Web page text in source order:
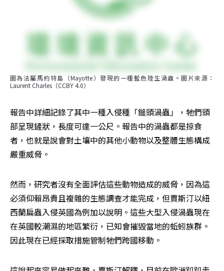
圖為法屬馬約特島（Mayotte）發現的一種藍色陸生渦蟲。圖片來源：
Laurent Charles（CCBY 4.0）
報告中詳細記錄了其中一種入侵種「鎚頭渦蟲」，牠們頭
部呈現鏟狀，長度可達一公尺。報告中的渦蟲都是掠食
者，也就是說會對土壤中的其他小動物以及整體生態構成
嚴重威脅。
然而，研究者沒有全面評估這些動物造成的威脅，因為這
必須仰賴昂貴且複雜的生態調查才能完成，但賈斯汀以紐
西蘭扁蟲入侵英國為例加以說明。這些大型入侵渦蟲現在
在英國較潮濕的地區繁衍，已知會摧毀當地的蚯蚓族群。
因此現在已經採取措施管制牠們跨國移動。